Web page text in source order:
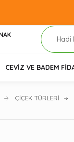
CEVİZ VE BADEM
ÇİÇEK TÜRLERİ